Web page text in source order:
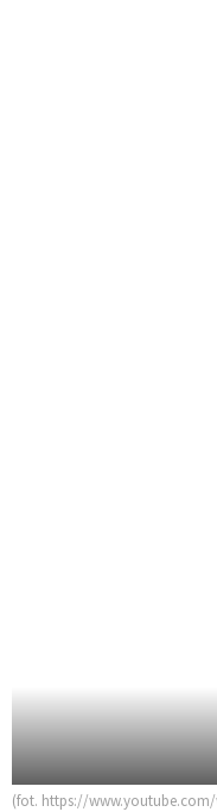
(fot. https://www.youtube.com/